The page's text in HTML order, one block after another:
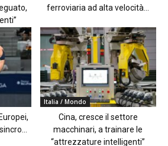
ferroviaria ad alta velocità...
Italia / Mondo
Cina, cresce il settore
macchinari, a trainare le
“attrezzature intelligenti”